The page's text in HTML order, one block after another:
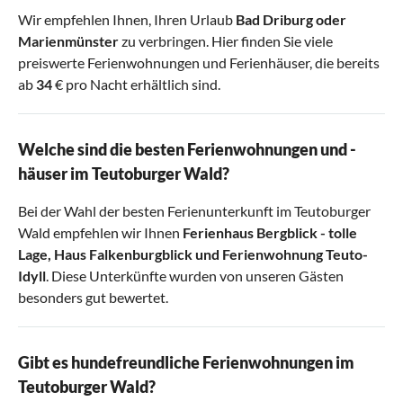
Wir empfehlen Ihnen, Ihren Urlaub Bad Driburgoder
Marienmünsterzu verbringen. Hier finden Sie viele
preiswerte Ferienwohnungen und Ferienhäuser, die bereits
ab 34€ pro Nacht erhältlich sind.
Welche sind die besten Ferienwohnungen und -
häuser im Teutoburger Wald?
Bei der Wahl der besten Ferienunterkunft im Teutoburger
Wald empfehlen wir Ihnen Ferienhaus Bergblick - tolle
Lage, Haus Falkenburgblickund Ferienwohnung Teuto-
Idyll. Diese Unterkünfte wurden von unseren Gästen
besonders gut bewertet.
Gibt es hundefreundliche Ferienwohnungen im
Teutoburger Wald?